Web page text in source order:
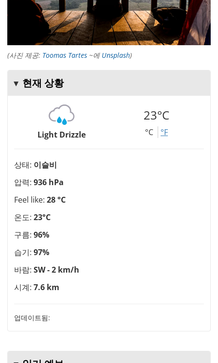
(사진 제공: Toomas Tartes ~에 Unsplash)
현재 상황
Light Drizzle
23°C
°C °F
상태: 이슬비
압력: 936 hPa
Feel like: 28 °C
온도: 23°C
구름: 96%
습기: 97%
바람: SW - 2 km/h
시계: 7.6 km
업데이트됨: